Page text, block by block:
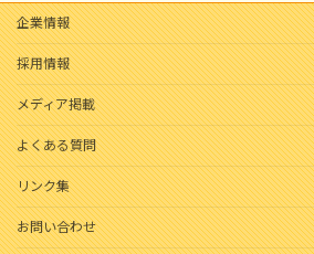
企業情報
採用情報
メディア掲載
よくある質問
リンク集
お問い合わせ